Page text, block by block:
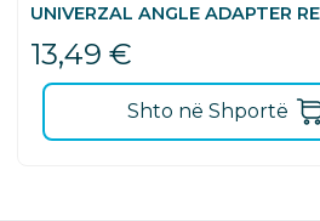
UNIVERZAL ANGLE ADAPTER
13,49 €
Shto në Shportë